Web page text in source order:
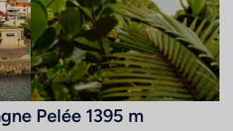
Pelée 1395 m